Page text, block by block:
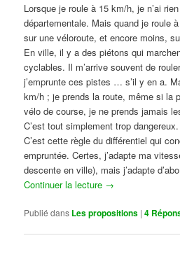
Lorsque je roule à 15 km/h, je n’ai
départementale. Mais quand je roule
sur une véloroute, et encore moins,
En ville, il y a des piétons qui
cyclables. Il m’arrive souvent de
j’emprunte ces pistes … s’il y en a.
km/h ; je prends la route, même si la
vélo de course, je ne prends jamais
C’est tout simplement trop dangereux.
C’est cette règle du différentiel qui
empruntée. Certes, j’adapte ma
descente en ville), mais j’adapte
Continuer la lecture →
Publié dans Les propositions |4